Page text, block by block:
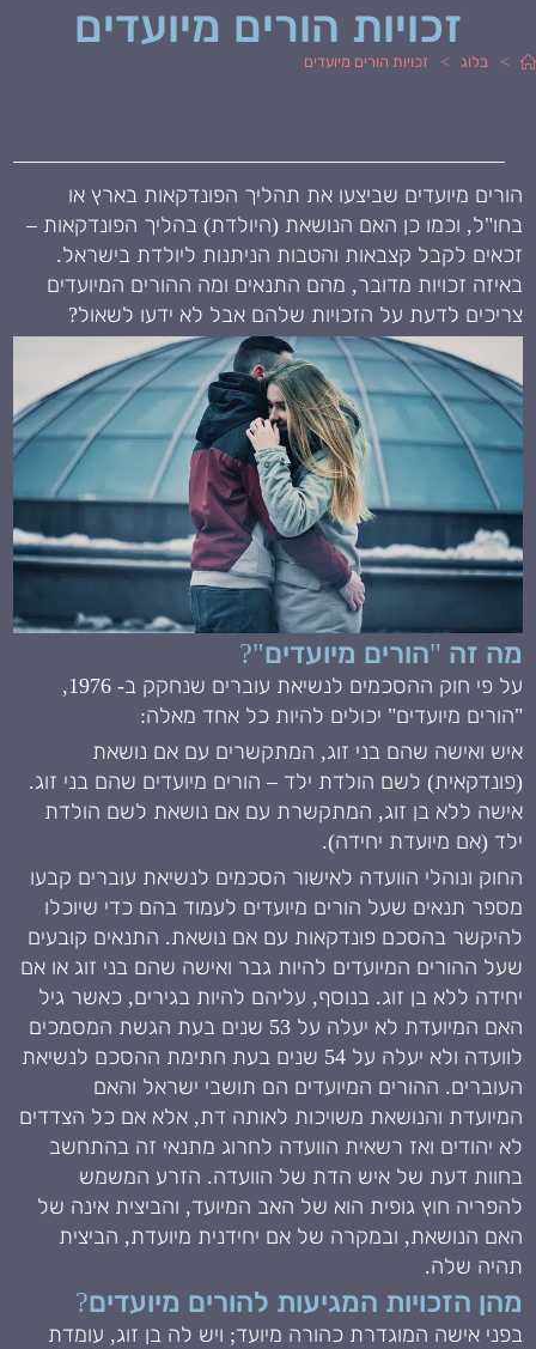
זכויות הורים מיועדים
> בלוג > זכויות הורים מיועדים
הורים מיועדים שביצעו את תהליך הפונדקאות בארץ או
בחו"ל, וכמו כן האם הנושאת (היולדת) בהליך הפונדקאות –
זכאים לקבל קצבאות והטבות הניתנות ליולדת בישראל.
באיזה זכויות מדובר, מהם התנאים ומה ההורים המיועדים
צריכים לדעת על הזכויות שלהם אבל לא ידעו לשאול?
מה זה "הורים מיועדים"?
על פי חוק ההסכמים לנשיאת עוברים שנחקק ב- 1976,
"הורים מיועדים" יכולים להיות כל אחד מאלה:
איש ואישה שהם בני זוג, המתקשרים עם אם נושאת
(פונדקאית) לשם הולדת ילד – הורים מיועדים שהם בני זוג.
אישה ללא בן זוג, המתקשרת עם אם נושאת לשם הולדת
ילד (אם מיועדת יחידה).
החוק ונוהלי הוועדה לאישור הסכמים לנשיאת עוברים קבעו
מספר תנאים שעל הורים מיועדים לעמוד בהם כדי שיוכלו
להיקשר בהסכם פונדקאות עם אם נושאת. התנאים קובעים
שעל ההורים המיועדים להיות גבר ואישה שהם בני זוג או אם
יחידה ללא בן זוג. בנוסף, עליהם להיות בגירים, כאשר גיל
האם המיועדת לא יעלה על 53 שנים בעת הגשת המסמכים
לוועדה ולא יעלה על 54 שנים בעת חתימת ההסכם לנשיאת
העוברים. ההורים המיועדים הם תושבי ישראל והאם
המיועדת והנושאת משויכות לאותה דת, אלא אם כל הצדדים
לא יהודים ואז רשאית הוועדה לחרוג מתנאי זה בהתחשב
בחוות דעת של איש הדת של הוועדה. הזרע המשמש
להפריה חוץ גופית הוא של האב המיועד, והביצית אינה של
האם הנושאת, ובמקרה של אם יחידנית מיועדת, הביצית
תהיה שלה.
מהן הזכויות המגיעות להורים מיועדים?
בפני אישה המוגדרת כהורה מיועד; ויש לה בן זוג, עומדת